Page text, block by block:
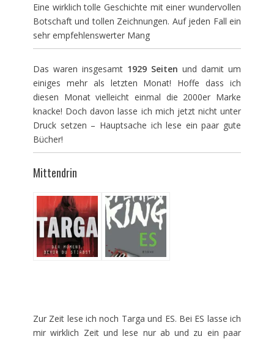
Eine wirklich tolle Geschichte mit einer wundervollen
Botschaft und tollen Zeichnungen. Auf jeden Fall ein
sehr empfehlenswerter Mang
Das waren insgesamt 1929 Seiten und damit um
einiges mehr als letzten Monat! Hoffe dass ich
diesen Monat vielleicht einmal die 2000er Marke
knacke! Doch davon lasse ich mich jetzt nicht unter
Druck setzen – Hauptsache ich lese ein paar gute
Bücher!
Mittendrin
Zur Zeit lese ich noch Targa und ES. Bei ES lasse ich
mir wirklich Zeit und lese nur ab und zu ein paar